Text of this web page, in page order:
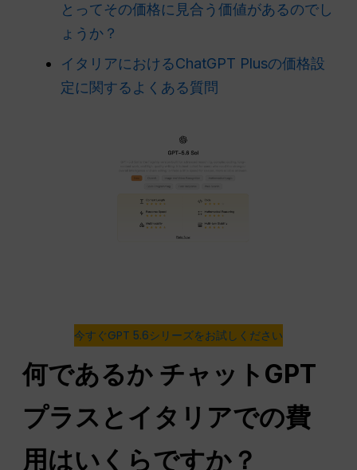
とってその価格に見合う価値があるのでし
ょうか？
イタリアにおけるChatGPT Plusの価格設
定に関するよくある質問
今すぐGPT 5.6シリーズをお試しください
何であるか チャットGPT
プラスとイタリアでの費
用はいくらですか？